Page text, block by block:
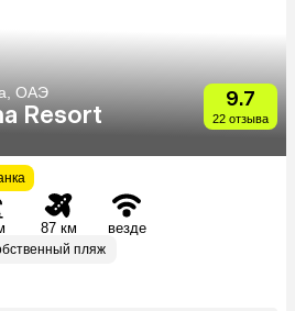
ОАЭ
Resort
9.7
22 отзыва
87 км везде
пляж